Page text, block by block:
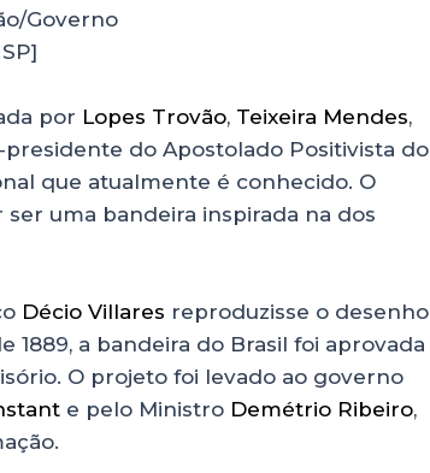
Governo
por Lopes Trovão, Teixeira Mendes,
do Apostolado Positivista do
que atualmente é conhecido. O
uma bandeira inspirada na dos
Décio Villares reproduzisse o desenho
1889, a bandeira do Brasil foi aprovada
O projeto foi levado ao governo
e pelo Ministro Demétrio Ribeiro,